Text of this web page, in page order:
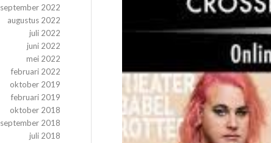
september 2022
augustus 2022
juli 2022
juni 2022
mei 2022
februari 2022
oktober 2019
februari 2019
oktober 2018
september 2018
juli 2018